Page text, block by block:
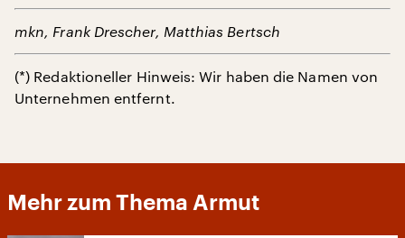
mkn, Frank Drescher, Matthias Bertsch
(*) Redaktioneller Hinweis: Wir haben die Namen von
Unternehmen entfernt.
Mehr zum Thema Armut